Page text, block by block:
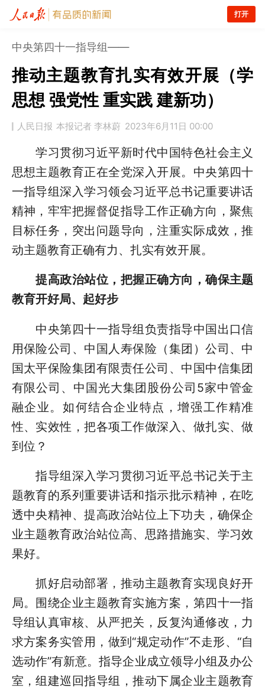
打开
中央第四十一指导组——
推动主题教育扎实有效开展（学
思想 强党性 重实践 建新功）
人民日报 本报记者 李林蔚 2023年6月11日 00:00
学习贯彻习近平新时代中国特色社会主义
思想主题教育正在全党深入开展。中央第四十
一指导组深入学习领会习近平总书记重要讲话
精神，牢牢把握督促指导工作正确方向，聚焦
目标任务，突出问题导向，注重实际成效，推
动主题教育正确有力、扎实有效开展。
提高政治站位，把握正确方向，确保主题
教育开好局、起好步
中央第四十一指导组负责指导中国出口信
用保险公司、中国人寿保险（集团）公司、中
国太平保险集团有限责任公司、中国中信集团
有限公司、中国光大集团股份公司5家中管金
融企业。如何结合企业特点，增强工作精准
性、实效性，把各项工作做深入、做扎实、做
到位？
指导组深入学习贯彻习近平总书记关于主
题教育的系列重要讲话和指示批示精神，在吃
透中央精神、提高政治站位上下功夫，确保企
业主题教育政治站位高、思路措施实、学习效
果好。
抓好启动部署，推动主题教育实现良好开
局。围绕企业主题教育实施方案，第四十一指
导组认真审核、从严把关，反复沟通修改，力
求方案务实管用，做到“规定动作”不走形、“自
选动作”有新意。指导企业成立领导小组及办公
室，组建巡回指导组，推动下属企业主题教育